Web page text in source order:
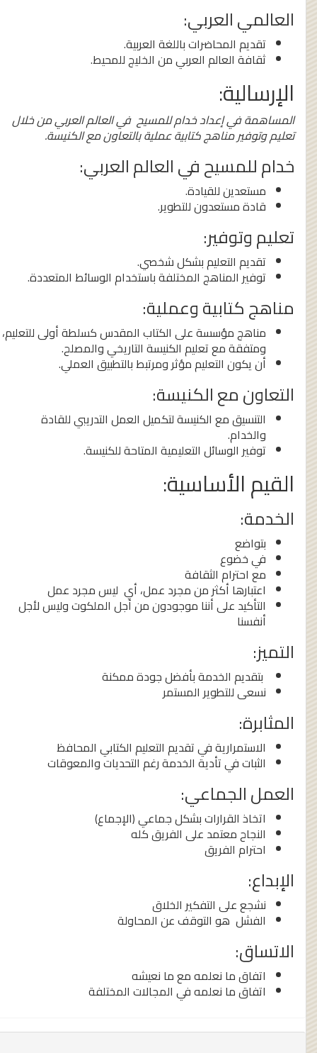
العالمي العربي:
تقديم المحاضرات باللغة العربية.
ثقافة العالم العربي من الخليج للمحيط.
الإرسالية:
المساهمة في إعداد خدام للمسيح في العالم العربي من خلال
تعليم وتوفير مناهج كتابية عملية بالتعاون مع الكنيسة.
خدام للمسيح في العالم العربي:
مستعدين للقيادة.
قادة مستعدون للتطوير.
تعليم وتوفير:
تقديم التعليم بشكل شخصي.
توفير المناهج المختلفة باستخدام الوسائط المتعددة.
مناهج كتابية وعملية:
مناهج مؤسسة على الكتاب المقدس كسلطة أولى للتعليم،
ومتفقة مع تعليم الكنيسة التاريخي والمصلح.
أن يكون التعليم مؤثر ومرتبط بالتطبيق العملي.
التعاون مع الكنيسة:
التنسيق مع الكنيسة لتكميل العمل التدريبي للقادة
والخدام.
توفير الوسائل التعليمية المتاحة للكنيسة.
القيم الأساسية:
الخدمة:
بتواضع
في خضوع
مع احترام الثقافة
اعتبارها أكثر من مجرد عمل، أي ليس مجرد عمل
التأكيد على أننا موجودون من أجل الملكوت وليس لأجل
أنفسنا
التميز:
بتقديم الخدمة بأفضل جودة ممكنة
نسعى للتطوير المستمر
المثابرة:
الاستمرارية في تقديم التعليم الكتابي المحافظ
الثبات في تأدية الخدمة رغم التحديات والمعوقات
العمل الجماعي:
اتخاذ القرارات بشكل جماعي (الإجماع)
النجاح معتمد على الفريق كله
احترام الفريق
الإبداع:
نشجع على التفكير الخلاق
الفشل هو التوقف عن المحاولة
الاتساق:
اتفاق ما نعلمه مع ما نعيشه
اتفاق ما نعلمه في المجالات المختلفة